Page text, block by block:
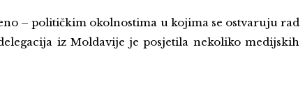
– političkim okolnostima u kojima se ostvaruju rad
iz Moldavije je posjetila nekoliko medijskih